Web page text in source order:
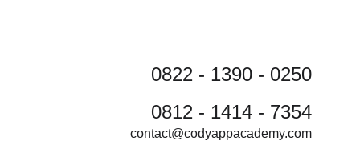
0822 - 1390 - 0250
contact@codyappacademy.com
0812 - 1414 - 7354